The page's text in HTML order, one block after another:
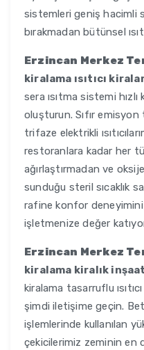
sistemleri geniş hacimli
bırakmadan bütünsel
Erzincan Merkez
kiralama ısıtıcı
sera ısıtma sistemi
oluşturun. Sıfır
trifaze elektrikli
restoranlara kadar her
ağırlaştırmadan ve
sunduğu steril sıcaklık
rafine konfor
işletmenize değer
Erzincan Merkez
kiralama kiralık inşaat
kiralama tasarruflu
şimdi iletişime geçin.
işlemlerinde kullanılan
çekicilerimiz zeminin en